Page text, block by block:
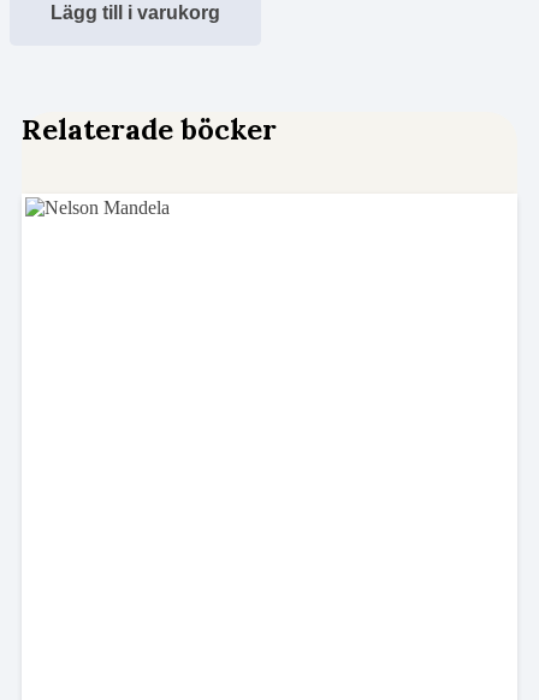
Lägg till i varukorg
Relaterade böcker